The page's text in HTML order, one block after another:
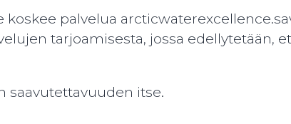
palvelua
tarjoamisesta, jossa edellytetään,
saavutettavuuden itse.